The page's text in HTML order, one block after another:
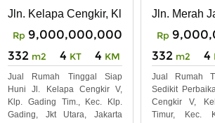
Gading Jakarta Utara
Jln. Kelapa Cengkir, Klp. Gading Tim. ,
Rp 9,000,000,000
332 m2 4 KT 4 KM
Jual Rumah Tinggal Siap
Huni Jl. Kelapa Cengkir V,
Klp. Gading Tim., Kec. Klp.
Gading, Jkt Utara, Jakarta
Jln. Merah
Rp
332 m2 4
Jual Rumah
Sedikit
Cengkir V,
Timur, Kec.